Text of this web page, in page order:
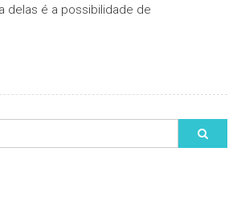
delas é a possibilidade de